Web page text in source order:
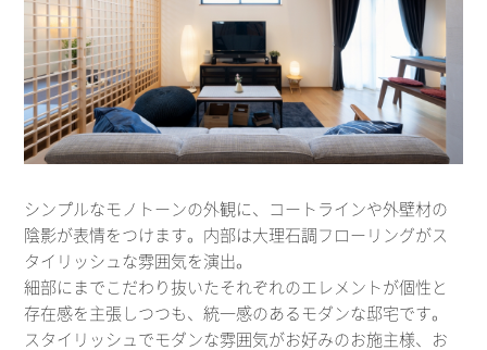
シンプルなモノトーンの外観に、コートラインや外壁材の
陰影が表情をつけます。内部は大理石調フローリングがス
タイリッシュな雰囲気を演出。
細部にまでこだわり抜いたそれぞれのエレメントが個性と
存在感を主張しつつも、統一感のあるモダンな邸宅です。
スタイリッシュでモダンな雰囲気がお好みのお施主様、お